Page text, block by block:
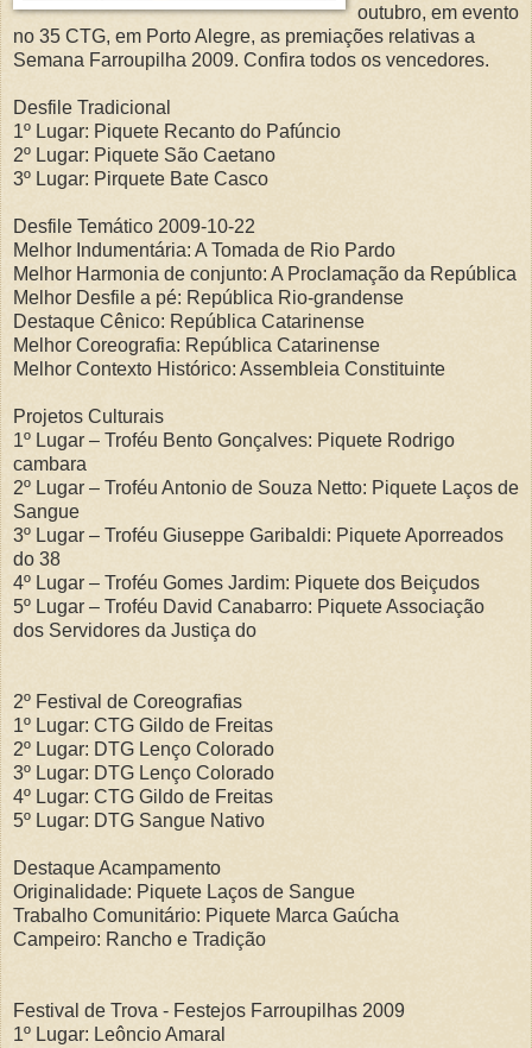
outubro, em evento
no 35 CTG, em Porto Alegre, as premiações relativas a
Semana Farroupilha 2009. Confira todos os vencedores.
Desfile Tradicional
1º Lugar: Piquete Recanto do Pafúncio
2º Lugar: Piquete São Caetano
3º Lugar: Pirquete Bate Casco
Desfile Temático 2009-10-22
Melhor Indumentária: A Tomada de Rio Pardo
Melhor Harmonia de conjunto: A Proclamação da República
Melhor Desfile a pé: República Rio-grandense
Destaque Cênico: República Catarinense
Melhor Coreografia: República Catarinense
Melhor Contexto Histórico: Assembleia Constituinte
Projetos Culturais
1º Lugar – Troféu Bento Gonçalves: Piquete Rodrigo
cambara
2º Lugar – Troféu Antonio de Souza Netto: Piquete Laços de
Sangue
3º Lugar – Troféu Giuseppe Garibaldi: Piquete Aporreados
do 38
4º Lugar – Troféu Gomes Jardim: Piquete dos Beiçudos
5º Lugar – Troféu David Canabarro: Piquete Associação
dos Servidores da Justiça do
2º Festival de Coreografias
1º Lugar: CTG Gildo de Freitas
2º Lugar: DTG Lenço Colorado
3º Lugar: DTG Lenço Colorado
4º Lugar: CTG Gildo de Freitas
5º Lugar: DTG Sangue Nativo
Destaque Acampamento
Originalidade: Piquete Laços de Sangue
Trabalho Comunitário: Piquete Marca Gaúcha
Campeiro: Rancho e Tradição
Festival de Trova - Festejos Farroupilhas 2009
1º Lugar: Leôncio Amaral